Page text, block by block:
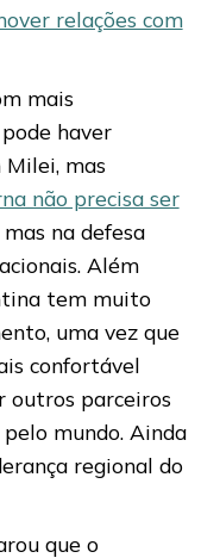
relações com
mais
haver
Milei, mas
não precisa ser
mas na defesa
Além
tem muito
uma vez que
confortável
outros parceiros
mundo. Ainda
regional do
que o